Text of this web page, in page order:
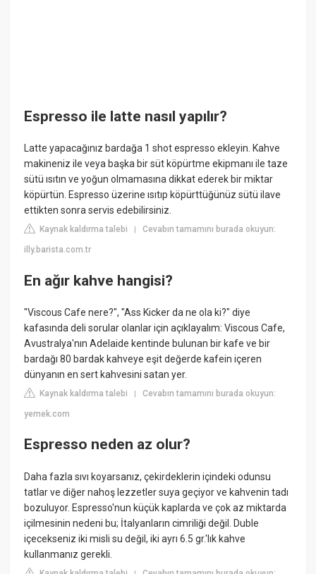
Espresso ile latte nasıl yapılır?
Latte yapacağınız bardağa 1 shot espresso ekleyin. Kahve
makineniz ile veya başka bir süt köpürtme ekipmanı ile taze
sütü ısıtın ve yoğun olmamasına dikkat ederek bir miktar
köpürtün. Espresso üzerine ısıtıp köpürttüğünüz sütü ilave
ettikten sonra servis edebilirsiniz.
Kaynak kaldırma talebi |Cevabın tamamını burada okuyun:
illy.barista.com.tr
En ağır kahve hangisi?
"Viscous Cafe nere?", "Ass Kicker da ne ola ki?" diye
kafasında deli sorular olanlar için açıklayalım: Viscous Cafe,
Avustralya'nın Adelaide kentinde bulunan bir kafe ve bir
bardağı 80 bardak kahveye eşit değerde kafein içeren
dünyanın en sert kahvesini satan yer.
Kaynak kaldırma talebi |Cevabın tamamını burada okuyun:
yemek.com
Espresso neden az olur?
Daha fazla sıvı koyarsanız, çekirdeklerin içindeki odunsu
tatlar ve diğer nahoş lezzetler suya geçiyor ve kahvenin tadı
bozuluyor. Espresso'nun küçük kaplarda ve çok az miktarda
içilmesinin nedeni bu; İtalyanların cimriliği değil. Duble
içecekseniz iki misli su değil, iki ayrı 6.5 gr.'lık kahve
kullanmanız gerekli.